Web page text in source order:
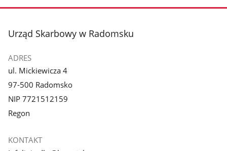
stopka
Urząd Skarbowy w Radomsku
ADRES
ul. Mickiewicza 4
97-500 Radomsko
NIP 7721512159
Regon
KONTAKT